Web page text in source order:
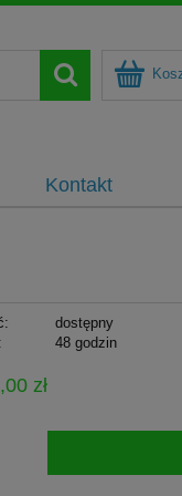
Kontakt
dostępny
48 godzin
zł